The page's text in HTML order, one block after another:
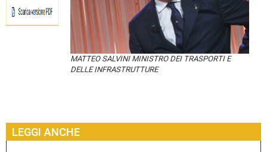
MATTEO SALVINI MINISTRO DEI TRASPORTI E
DELLE INFRASTRUTTURE
LEGGI ANCHE